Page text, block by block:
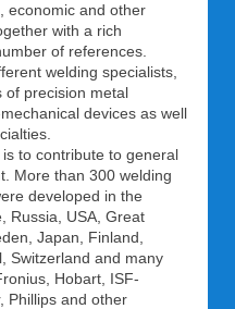
economic and other
with a rich
of references.
welding specialists,
of precision metal
devices as well
to contribute to general
More than 300 welding
developed in the
Russia, USA, Great
Japan, Finland,
Switzerland and many
Hobart, ISF-
Phillips and other